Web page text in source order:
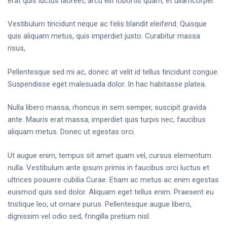
Vestibulum tincidunt neque ac felis blandit eleifend. Quisque
quis aliquam metus, quis imperdiet justo. Curabitur massa
risus,
Pellentesque sed mi ac, donec at velit id tellus tincidunt congue.
Suspendisse eget malesuada dolor. In hac habitasse platea.
Nulla libero massa, rhoncus in sem semper, suscipit gravida
ante. Mauris erat massa, imperdiet quis turpis nec, faucibus
aliquam metus. Donec ut egestas orci.
Ut augue enim, tempus sit amet quam vel, cursus elementum
nulla. Vestibulum ante ipsum primis in faucibus orci luctus et
ultrices posuere cubilia Curae. Etiam ac metus ac enim egestas
euismod quis sed dolor. Aliquam eget tellus enim. Praesent eu
tristique leo, ut ornare purus. Pellentesque augue libero,
dignissim vel odio sed, fringilla pretium nisl.